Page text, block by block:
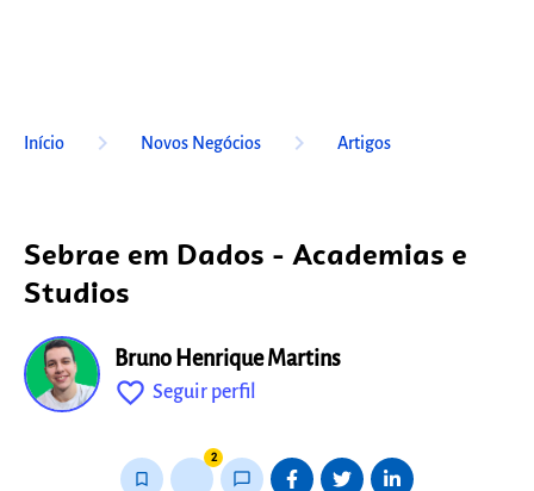
Início keyboard_arrow_right Novos Negócios keyboard_arrow_right Artigos
Sebrae em Dados - Academias e
Studios
Bruno Henrique Martins
favorite_outline Seguir perfil
bookmark_border
2
chat_bubble_outline